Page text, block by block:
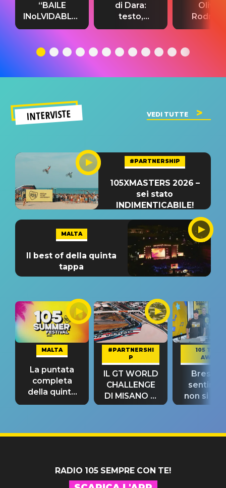
“BAILE
INoLVIDABLE”:
testo,
significato
di Dara:
testo,
traduzione e
del singolo
Olivia
testo,
INTERVISTE VEDI TUTTE
#PARTNERSHIP
105XMASTERS 2026 –
sei stato
INDIMENTICABILE!
MALTA
Il best of della quinta
tappa
MALTA
La puntata
completa
della quinta
tappa
#PARTNERSHI
P
IL GT WORLD
CHALLENGE
DI MISANO si
riconferma
105 TAKE
AWAY
Bresh:
non si
fino alla
RADIO 105 SEMPRE CON TE!